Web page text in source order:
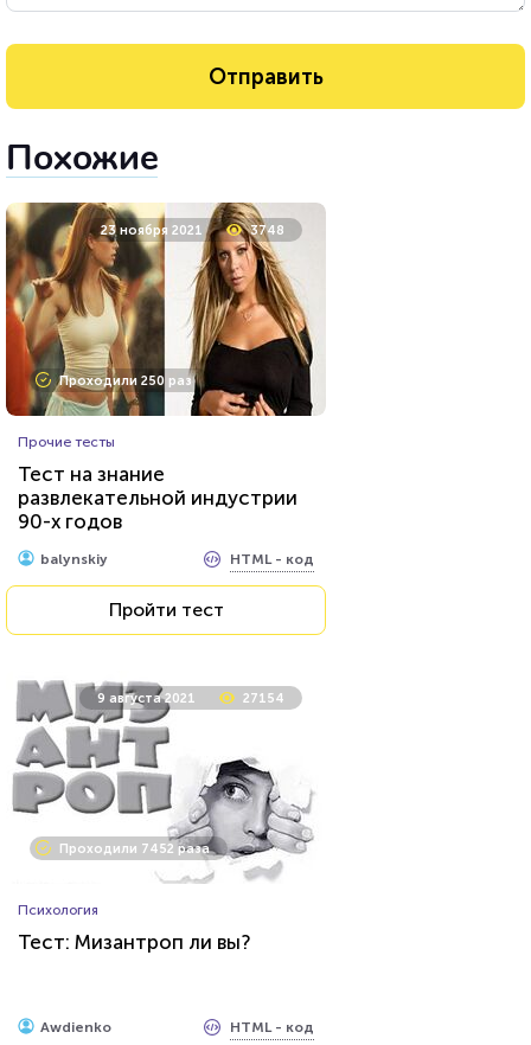
Похожие
23 ноября 2021 3748
Проходили 250 раз
Прочие тесты
Тест на знание
развлекательной индустрии
90-х годов
balynskiy HTML - код
Пройти тест
9 августа 2021 27154
Проходили 7452 раза
Психология
Тест: Мизантроп ли вы?
Awdienko HTML - код